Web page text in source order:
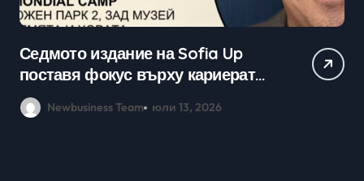
Практически уроци по бизнес и
кариерно развитие събраха
млади хора на SOFIA UP
Newbusiness Team юни 26, 2026